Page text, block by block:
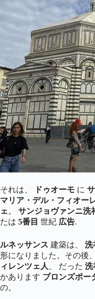
それは、 ドゥオーモ に
マリア・デル・フィオー
ェ。 サンジョヴァンニ洗
たは 5番目 世紀 広告.
ルネッサンス 建築は、 洗
形になりました。その後、
ィレンツェ人
、 だった 洗
かあります ブロンズポー
の。